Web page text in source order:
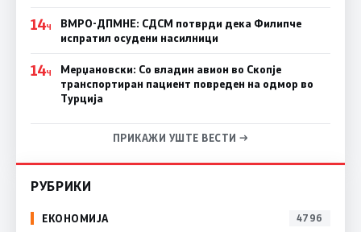
14Ч
ВМРО-ДПМНЕ: СДСM потврди дека Филипче
испратил осудени насилници
14Ч
Мерџановски: Со владин авион во Скопје
транспортиран пациент повреден на одмор во
Турција
ПРИКАЖИ УШТЕ ВЕСТИ →
РУБРИКИ
ЕКОНОМИЈА 4796